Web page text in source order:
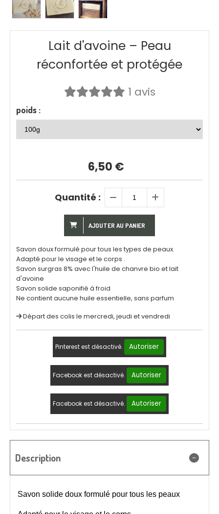
Lait d'avoine – Peau
réconfortée et protégée
1 avis
poids :
6,50 €
Quantité :
AJOUTER AU PANIER
Savon doux formulé pour tous les types de peaux.
Adapté pour le visage et le corps .
Savon surgras 8% avec l'huile de chanvre bio et lait
d'avoine
Savon solide saponifié à froid
Ne contient aucune huile essentielle, sans parfum
Départ des colis le mercredi, jeudi et vendredi
Pinterest est désactivé. Autoriser
Facebook est désactivé. Autoriser
Facebook est désactivé. Autoriser
Description
Savon solide doux formulé pour tous les peaux